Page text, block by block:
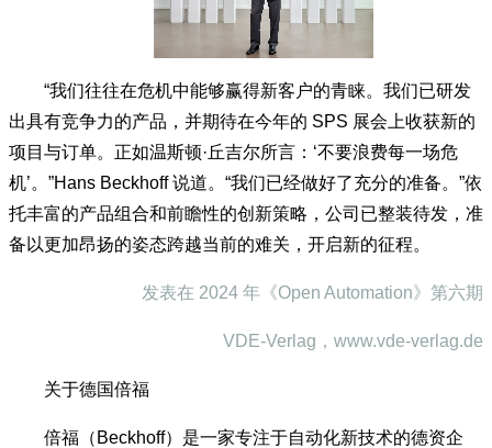
“我们往往在危机中能够赢得新客户的青睐。我们已研发
出具有竞争力的产品，并期待在今年的 SPS 展会上收获新的
项目与订单。正如温斯顿·丘吉尔所言：‘不要浪费每一场危
机’。”Hans Beckhoff 说道。“我们已经做好了充分的准备。”依
托丰富的产品组合和前瞻性的创新策略，公司已整装待发，准
备以更加昂扬的姿态跨越当前的难关，开启新的征程。
关于德国倍福